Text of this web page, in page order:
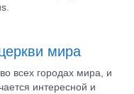
мира
всех городах мира, и
интересной и